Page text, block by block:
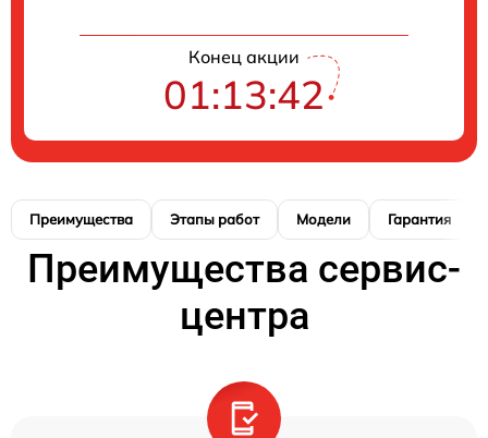
Конец акции
01:13:41
Преимущества Этапы работ Модели Гарантия
Преимущества сервис-
центра